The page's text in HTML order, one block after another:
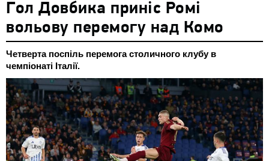
Гол Довбика приніс Ромі
вольову перемогу над Комо
Четверта поспіль перемога столичного клубу в
чемпіонаті Італії.